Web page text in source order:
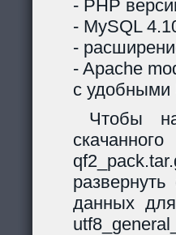
- PHP
- MySQL
-
- Apache
с удобными
Чтобы
данных